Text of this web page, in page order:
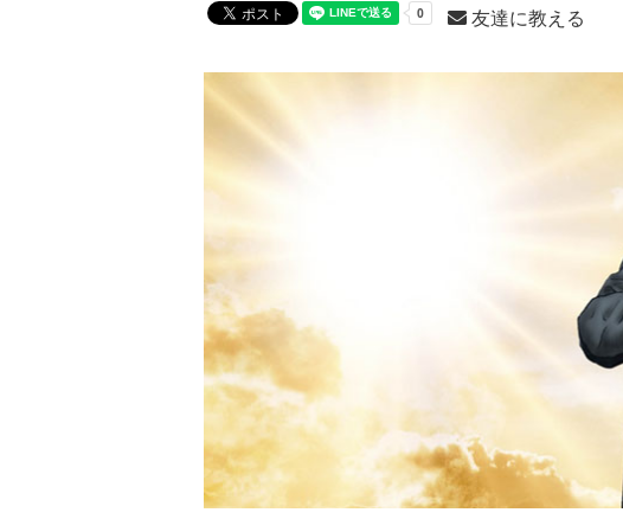
友達に教える